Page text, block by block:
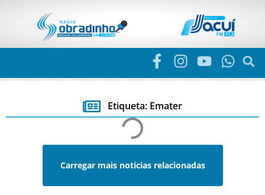
Etiqueta: Emater
Carregar mais notícias relacionadas